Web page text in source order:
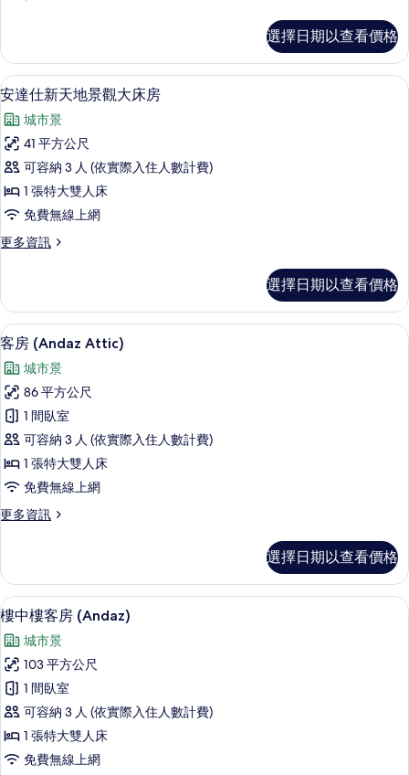
房
的
所
有
相
片
仕
超
級
大
客
房
詳
情
選擇日期以查看價格
顯
示
安
達
仕
新
天
地
觀
大
床
房
的
所
有
相
片
高級寢具、客房內保險箱、書桌、隔音
8
安達仕新天地景觀大床房
城市景
41 平方公尺
可容納 3 人 (依實際入住人數計費)
1 張特大雙人床
免費無線上網
更多資訊
更
仕
新
天
景
觀
大
床
房
的
詳
情
選擇日期以查看價格
顯
示
客
房
(Andaz
Attic)
的
所
有
高級寢具、客房內保險箱、書桌、隔音
6
客房 (Andaz Attic)
城市景
86 平方公尺
1 間臥室
可容納 3 人 (依實際入住人數計費)
1 張特大雙人床
免費無線上網
更多資訊
更
(Andaz
Attic)
的
情
選擇日期以查看價格
顯
示
樓
中
樓
客
房
樓中樓客房 (Andaz) | 高級寢具、客房
5
樓中樓客房 (Andaz)
城市景
103 平方公尺
1 間臥室
可容納 3 人 (依實際入住人數計費)
1 張特大雙人床
免費無線上網